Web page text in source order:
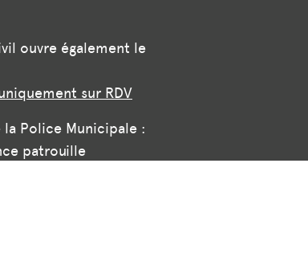
ouvre également le
sur RDV
Police Municipale :
patrouille